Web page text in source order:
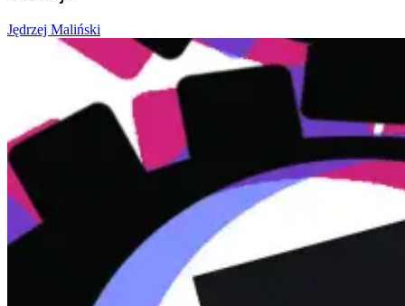
Posted
21/05/2017
Jędrzej Maliński